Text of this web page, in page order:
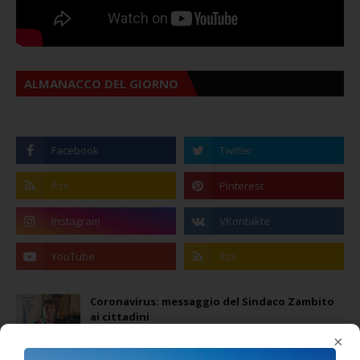
×
ALMANACCO DEL GIORNO
Coronavirus: messaggio del Sindaco Zambito
ai cittadini